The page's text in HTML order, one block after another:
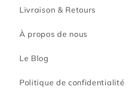
Livraison & Retours
À propos de nous
Le Blog
Politique de confidentialité